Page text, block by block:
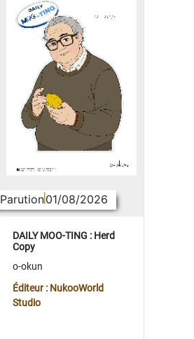
Parution01/08/2026
DAILY MOO-TING : Herd
Copy
o-okun
Éditeur : NukooWorld
Studio